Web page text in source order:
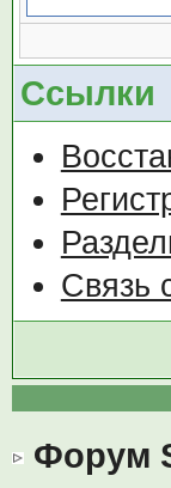
Ссылки
Связь
Форум